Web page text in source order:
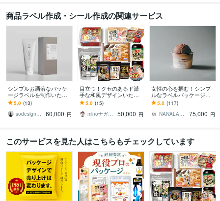
商品ラベル作成・シール作成の関連サービス
シンプルお洒落なパッケ
ージラベルを制作いたし
ます ◎大人可愛い映える
デザインをお好みの方へ
5.0 (13)
sodesign____
60,000 円
目立つ！クセのあるド派
手な和風デザインいたし
ます プロが消費者の目を
引く和風デザインを提案
します。
5.0 (15)
minoナガタコンストラクト
50,000 円
女性の心を掴む！シンプ
ルなラベルパッケージ承
ります 丁寧なヒアリング
で想いを乗せたデザイン
を
5.0 (117)
NANALABO DESIGN
75,000 円
このサービスを見た人はこちらもチェックしています